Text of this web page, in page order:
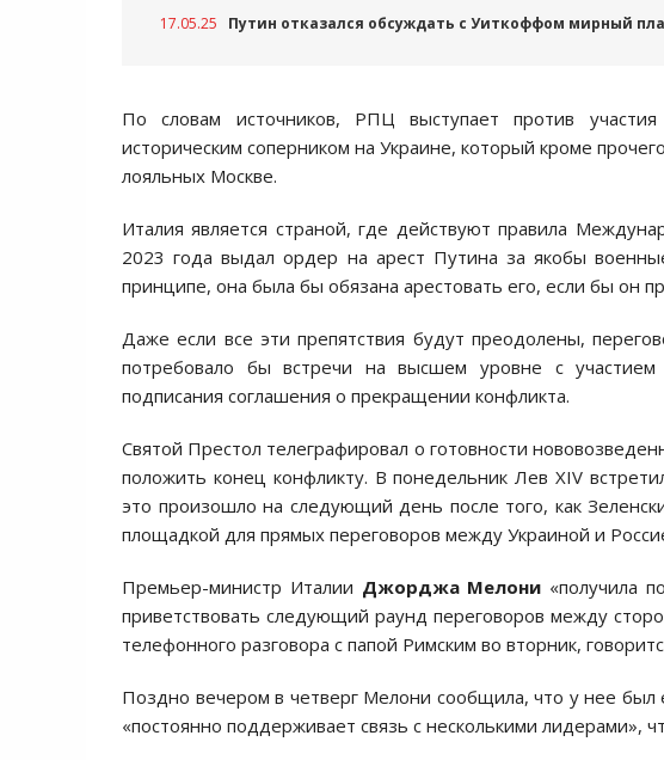
17.05.25
Путин отказался обсуждать с Уиткоффом мирный
По словам источников, РПЦ выступает против
историческим соперником на Украине, который кроме
лояльных Москве.
Италия является страной, где действуют правила
2023 года выдал ордер на арест Путина за якобы
принципе, она была бы обязана арестовать его, если бы он
Даже если все эти препятствия будут преодолены,
потребовало бы встречи на высшем уровне с
подписания соглашения о прекращении конфликта.
Святой Престол телеграфировал о готовности
положить конец конфликту. В понедельник Лев XIV
это произошло на следующий день после того, как
площадкой для прямых переговоров между Украиной и
Премьер-министр Италии Джорджа Мелони «получила
приветствовать следующий раунд переговоров между
телефонного разговора с папой Римским во вторник,
Поздно вечером в четверг Мелони сообщила, что у нее
«постоянно поддерживает связь с несколькими лидерами»,